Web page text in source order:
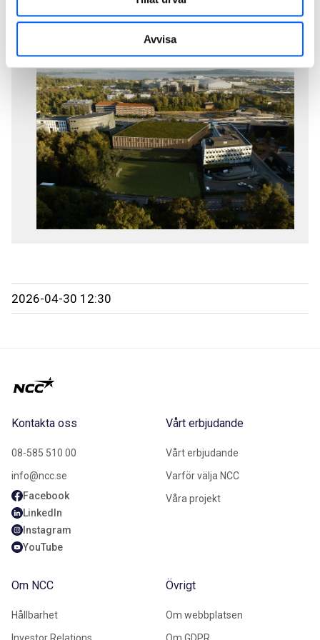
Avvisa
2026-04-30 12:30
Kontakta oss
08-585 510 00
info@ncc.se
Facebook
LinkedIn
Instagram
YouTube
Vårt erbjudande
Vårt erbjudande
Varför välja NCC
Våra projekt
Om NCC
Hållbarhet
Investor Relations
Övrigt
Om webbplatsen
Om GDPR